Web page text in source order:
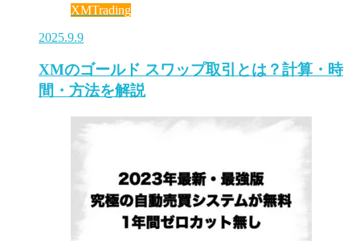
XMTrading
2025.9.9
XMのゴールド スワップ取引とは？計算・時
間・方法を解説